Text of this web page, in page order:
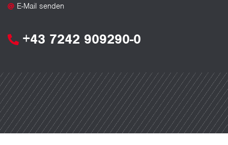
E-Mail senden
+43 7242 909290-0